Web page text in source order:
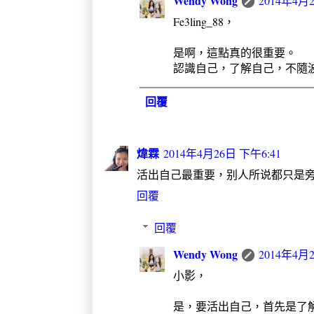
Fe3ling_88，
是啊，這點真的很重要。
認識自己，了解自己，不隨
回覆
煒霖 2014年4月26日 下午6:41
活出自己最重要，别人所说都只是
回覆
回覆
Wendy Wong
2014年4月
小影，
是，要活出自己，首先是了